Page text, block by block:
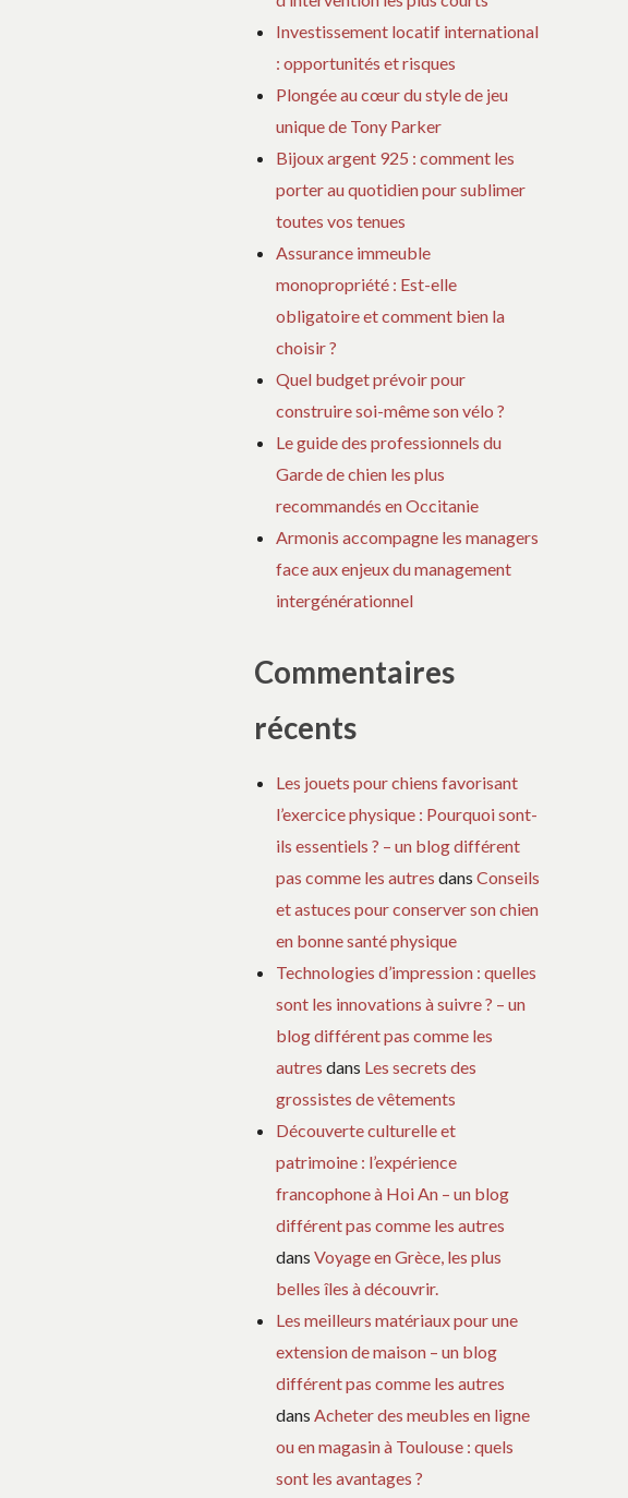
Investissement locatif international
: opportunités et risques
Plongée au cœur du style de jeu
unique de Tony Parker
Bijoux argent 925 : comment les
porter au quotidien pour sublimer
toutes vos tenues
Assurance immeuble
monopropriété : Est-elle
obligatoire et comment bien la
choisir ?
Quel budget prévoir pour
construire soi-même son vélo ?
Le guide des professionnels du
Garde de chien les plus
recommandés en Occitanie
Armonis accompagne les managers
face aux enjeux du management
intergénérationnel
Commentaires
récents
Les jouets pour chiens favorisant
l’exercice physique : Pourquoi sont-
ils essentiels ? – un blog différent
pas comme les autres dansConseils
et astuces pour conserver son chien
en bonne santé physique
Technologies d’impression : quelles
sont les innovations à suivre ? – un
blog différent pas comme les
autres dans Les secrets des
grossistes de vêtements
Découverte culturelle et
patrimoine : l’expérience
francophone à Hoi An – un blog
différent pas comme les autres
dansVoyage en Grèce, les plus
belles îles à découvrir.
Les meilleurs matériaux pour une
extension de maison – un blog
différent pas comme les autres
dansAcheter des meubles en ligne
ou en magasin à Toulouse : quels
sont les avantages ?